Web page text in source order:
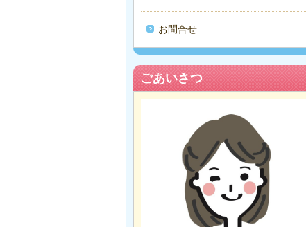
お問合せ
ごあいさつ